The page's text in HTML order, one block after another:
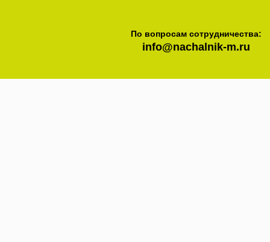
По вопросам сотрудничества:
info@nachalnik-m.ru